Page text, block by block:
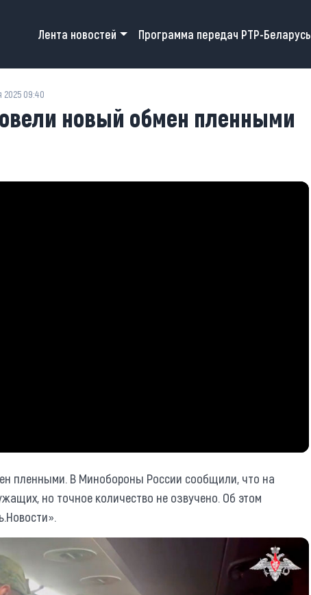
Main navigation
Лента новостей Программа передач РТР-Беларусь
2025 09:40
новый обмен пленными
пленными. В Минобороны России сообщили, что на
но точное количество не озвучено. Об этом